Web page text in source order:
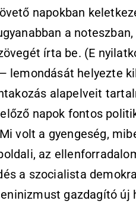
napokban
a
írta be. (E
lemondását helyezte
alapelveit
napok fontos
volt a gyengeség,
az
a szocialista
gazdagító új